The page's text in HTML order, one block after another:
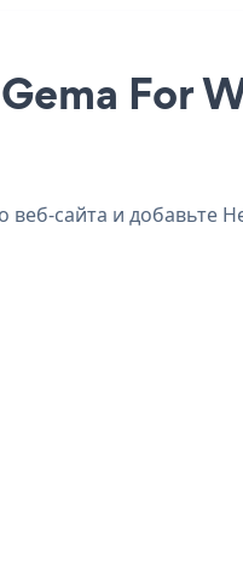
Gema For
сайта и добавьте